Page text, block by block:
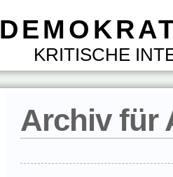
KRITISCHE
Archiv für